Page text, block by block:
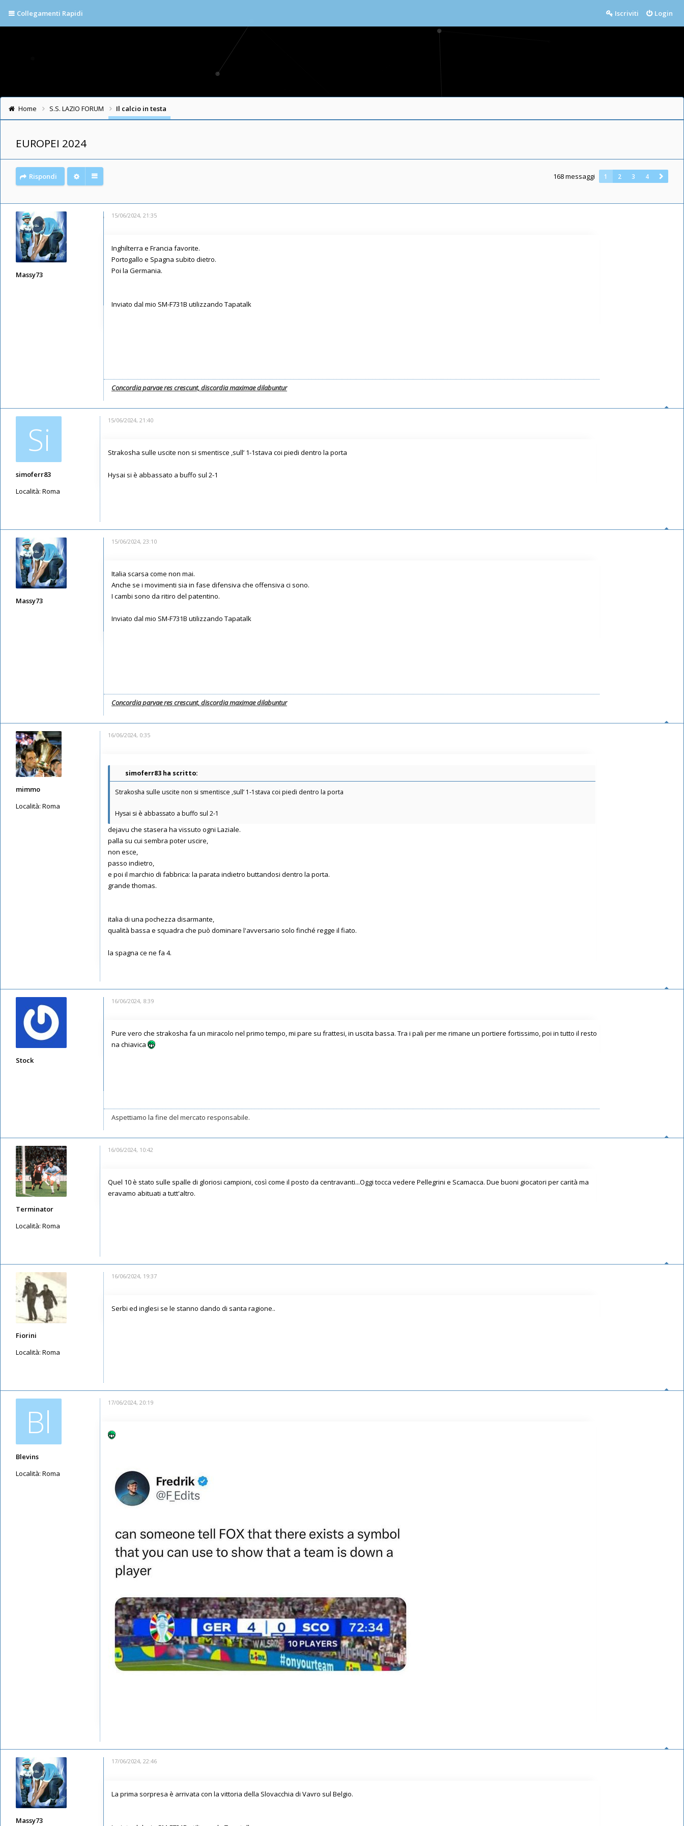
Collegamenti Rapidi Login
Iscriviti
Home S.S. LAZIO FORUM Il calcio in testa
EUROPEI 2024
Rispondi 168 messaggi 1 2 3 4
Massy73
15/06/2024, 21:35
Inghilterra e Francia favorite.
Portogallo e Spagna subito dietro.
Poi la Germania.
Inviato dal mio SM-F731B utilizzando Tapatalk
Concordia parvae res crescunt, discordia maximae dilabuntur
Si
simoferr83
Località: Roma
15/06/2024, 21:40
Strakosha sulle uscite non si smentisce ,sull’ 1-1stava coi piedi dentro la porta
Hysai si è abbassato a buffo sul 2-1
Massy73
15/06/2024, 23:10
Italia scarsa come non mai.
Anche se i movimenti sia in fase difensiva che offensiva ci sono.
I cambi sono da ritiro del patentino.
Inviato dal mio SM-F731B utilizzando Tapatalk
Concordia parvae res crescunt, discordia maximae dilabuntur
mimmo
Località: Roma
16/06/2024, 0:35
simoferr83 ha scritto:
Strakosha sulle uscite non si smentisce ,sull’ 1-1stava coi piedi dentro la porta
Hysai si è abbassato a buffo sul 2-1
dejavu che stasera ha vissuto ogni Laziale.
palla su cui sembra poter uscire,
non esce,
passo indietro,
e poi il marchio di fabbrica: la parata indietro buttandosi dentro la porta.
grande thomas.
italia di una pochezza disarmante,
qualità bassa e squadra che può dominare l'avversario solo finché regge il fiato.
la spagna ce ne fa 4.
Stock
16/06/2024, 8:39
Pure vero che strakosha fa un miracolo nel primo tempo, mi pare su frattesi, in uscita bassa. Tra i pali per me rimane un portiere fortissimo, poi in tutto il resto
na chiavica
Aspettiamo la fine del mercato responsabile.
Terminator
Località: Roma
16/06/2024, 10:42
Quel 10 è stato sulle spalle di gloriosi campioni, così come il posto da centravanti...Oggi tocca vedere Pellegrini e Scamacca. Due buoni giocatori per carità ma
eravamo abituati a tutt'altro.
Fiorini
Località: Roma
16/06/2024, 19:37
Serbi ed inglesi se le stanno dando di santa ragione..
Bl
Blevins
Località: Roma
17/06/2024, 20:19
Massy73
17/06/2024, 22:46
La prima sorpresa è arrivata con la vittoria della Slovacchia di Vavro sul Belgio.